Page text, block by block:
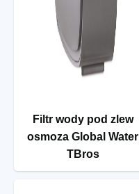
Filtr wody pod zlew
osmoza Global Water
TBros